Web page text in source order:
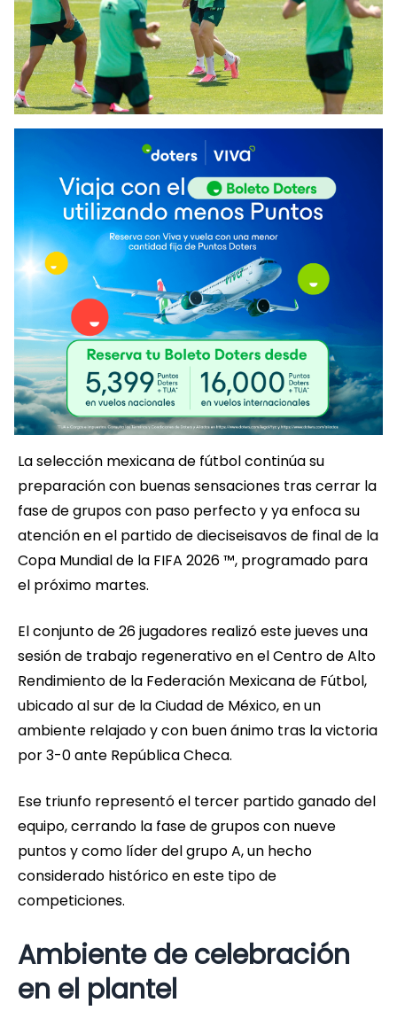
La selección mexicana de fútbol continúa su
preparación con buenas sensaciones tras cerrar la
fase de grupos con paso perfecto y ya enfoca su
atención en el partido de dieciseisavos de final de la
Copa Mundial de la FIFA 2026 ™, programado para
el próximo martes.
El conjunto de 26 jugadores realizó este jueves una
sesión de trabajo regenerativo en el Centro de Alto
Rendimiento de la Federación Mexicana de Fútbol,
ubicado al sur de la Ciudad de México, en un
ambiente relajado y con buen ánimo tras la victoria
por 3-0 ante República Checa.
Ese triunfo representó el tercer partido ganado del
equipo, cerrando la fase de grupos con nueve
puntos y como líder del grupo A, un hecho
considerado histórico en este tipo de
competiciones.
Ambiente de celebración
en el plantel